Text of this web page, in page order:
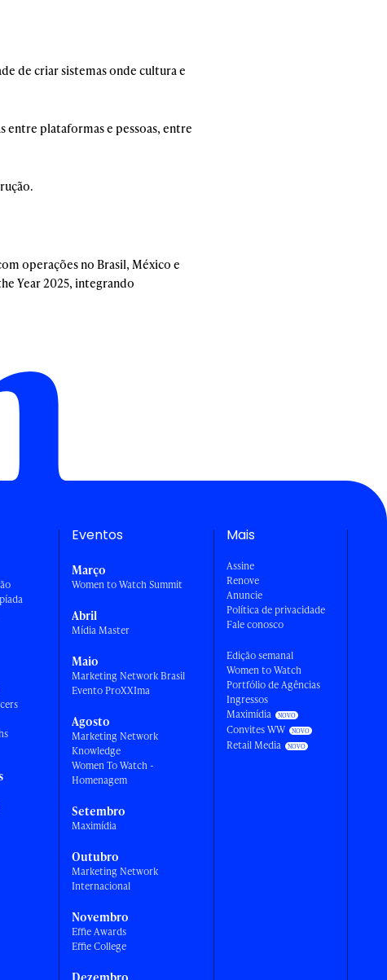
de criar sistemas onde cultura e
entre plataformas e pessoas, entre
operações no Brasil, México e
Year 2025, integrando
Eventos
Março
Women to Watch Summit
Abril
Mídia Master
Maio
Marketing Network Brasil
Evento ProXXIma
Agosto
Marketing Network
Knowledge
Women To Watch -
Homenagem
Setembro
Maximídia
Outubro
Marketing Network
Internacional
Novembro
Effie Awards
Effie College
Dezembro
Mais
Assine
Renove
Anuncie
Política de privacidade
Fale conosco
Edição semanal
Women to Watch
Portfólio de Agências
Ingressos
Maximídia
Convites WW
Retail Media